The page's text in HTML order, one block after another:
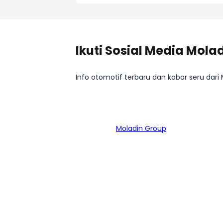
Ikuti Sosial Media
Info otomotif terbaru dan kabar seru dari
Moladin Group